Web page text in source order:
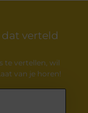
dat verteld
te vertellen, wil
van je horen!